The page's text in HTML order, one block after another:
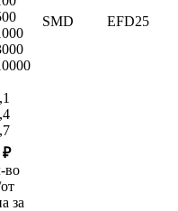
SMD EFD25
₽
во
за